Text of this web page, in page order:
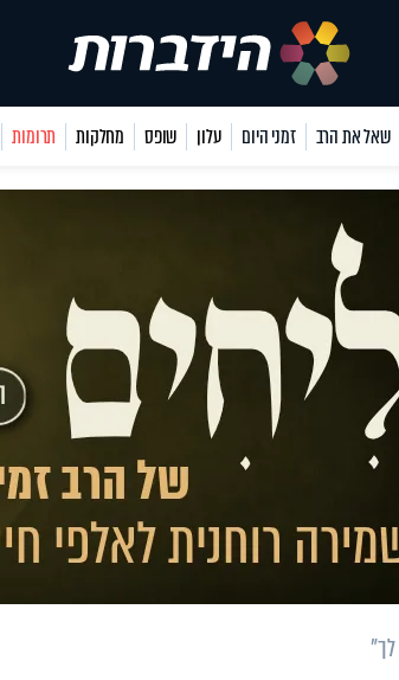
שאל את הרב זמני היום עלון שופס מחלקות תרומות
לך"